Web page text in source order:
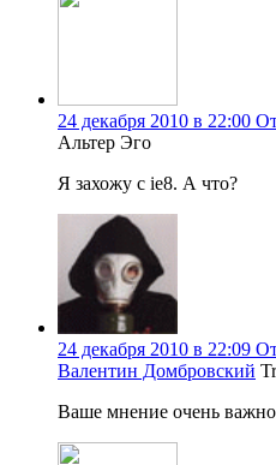
24 декабря 2010 в 22:00
Альтер Эго
Я захожу с ie8. А что?
24 декабря 2010 в 22:09
Валентин Домбровский
Ваше мнение очень